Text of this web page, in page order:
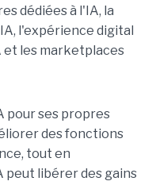
dédiées à l'IA, la
l'expérience digital
les marketplaces
pour ses propres
des fonctions
tout en
peut libérer des gains